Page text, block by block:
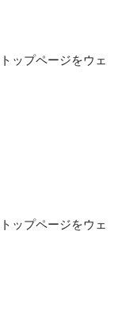
ップページをウェ
ップページをウェ